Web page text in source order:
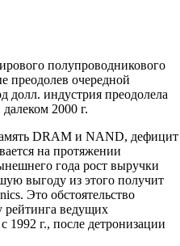
полупроводникового
преодолев очередной
долл. индустрия преодолела
2000 г.
DRAM и NAND, дефицит
на протяжении
года рост выручки
выгоду из этого получит
Это обстоятельство
рейтинга ведущих
1992 г., после детронизации